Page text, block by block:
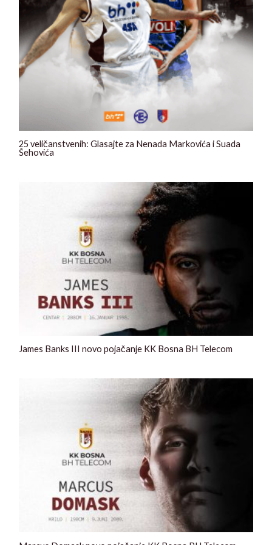
25 veličanstvenih: Glasajte za Nenada Markovića i Suada
Šehovića
James Banks III novo pojačanje KK Bosna BH Telecom